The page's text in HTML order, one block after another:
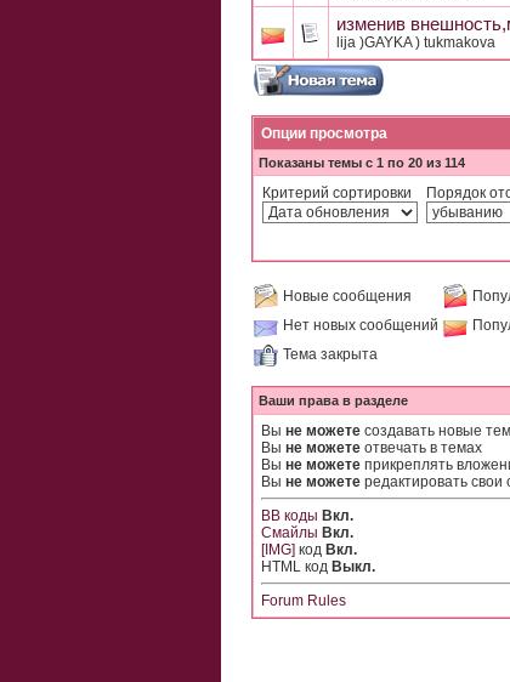
изменив
lija )GAYKA ) tukmakova
Опции просмотра
Показаны темы с 1 по 20 из 114
Критерий сортировки Порядок
Новые сообщения
Нет новых сообщений
Тема закрыта
Ваши права в разделе
Вы не можете создавать новые
Вы не можете отвечать в темах
Вы не можете прикреплять
Вы не можете редактировать
BB коды Вкл.
Смайлы Вкл.
[IMG] код Вкл.
HTML код Выкл.
Forum Rules